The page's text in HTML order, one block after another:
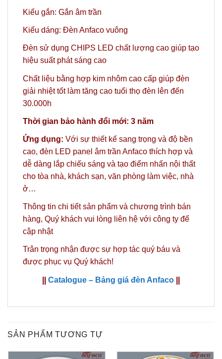
Kiểu gắn: Gắn âm trần
Kiểu dáng: Đèn Anfaco vuông
Đèn sử dụng CHIPS LED chất lượng cao giúp tạo
hiệu suất phát sáng cao
Chất liệu bằng hợp kim nhôm cao cấp giúp đèn
giải nhiệt tốt làm tăng cao tuổi thọ đèn lên đến
30.000h
Thời gian bảo hành đổi mới: 3 năm
Ứng dụng: Với sự thiết kế sang trọng và độ bền
cao, đèn LED panel âm trần Anfaco thích hợp và
dễ dàng lắp chiếu sáng và tạo điểm nhấn nội thất
cho tòa nhà, khách sạn, văn phòng làm việc, nhà
ở…
Thông tin chi tiết sản phẩm và chương trình bán
hàng, Quý khách vui lòng liên hệ với công ty để
cập nhật
Trân trọng nhận được sự hợp tác quý báu và
được phục vụ Quý khách!
Catalogue – Bảng giá đèn Anfaco
SẢN PHẨM TƯƠNG TỰ